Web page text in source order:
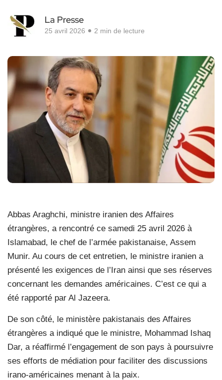
La Presse
25 avril 2026 2 min de lecture
Abbas Araghchi, ministre iranien des Affaires
étrangères, a rencontré ce samedi 25 avril 2026 à
Islamabad, le chef de l’armée pakistanaise, Assem
Munir. Au cours de cet entretien, le ministre iranien a
présenté les exigences de l’Iran ainsi que ses réserves
concernant les demandes américaines. C’est ce qui a
été rapporté par Al Jazeera.
De son côté, le ministère pakistanais des Affaires
étrangères a indiqué que le ministre, Mohammad Ishaq
Dar, a réaffirmé l’engagement de son pays à poursuivre
ses efforts de médiation pour faciliter des discussions
irano-américaines menant à la paix.